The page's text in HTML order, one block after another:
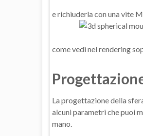
e richiuderla con una vite
come vedi nel rendering
La progettazione della
alcuni parametri che puoi
mano.